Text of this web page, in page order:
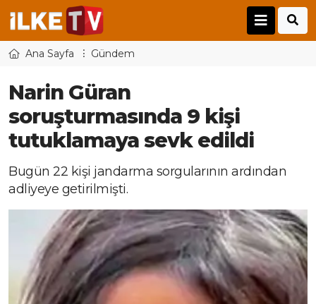
Ana Sayfa Gündem
Narin Güran
soruşturmasında 9 kişi
tutuklamaya sevk edildi
Bugün 22 kişi jandarma sorgularının ardından
adliyeye getirilmişti.